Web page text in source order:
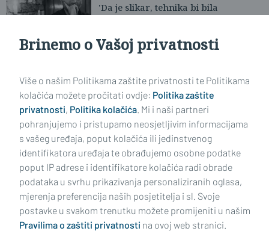
'Da je slikar, tehnika bi bila
Impressum Uvjeti korištenja Politika privatnosti
Brinemo o Vašoj privatnosti
Više o našim Politikama zaštite privatnosti te Politikama
kolačića možete pročitati ovdje: Politika zaštite
privatnosti, Politika kolačića. Mi i naši partneri
pohranjujemo i pristupamo neosjetljivim informacijama
s vašeg uređaja, poput kolačića ili jedinstvenog
identifikatora uređaja te obrađujemo osobne podatke
poput IP adrese i identifikatore kolačića radi obrade
podataka u svrhu prikazivanja personaliziranih oglasa,
mjerenja preferencija naših posjetitelja i sl. Svoje
postavke u svakom trenutku možete promijeniti u našim
Pravilima o zaštiti privatnosti na ovoj web stranici.